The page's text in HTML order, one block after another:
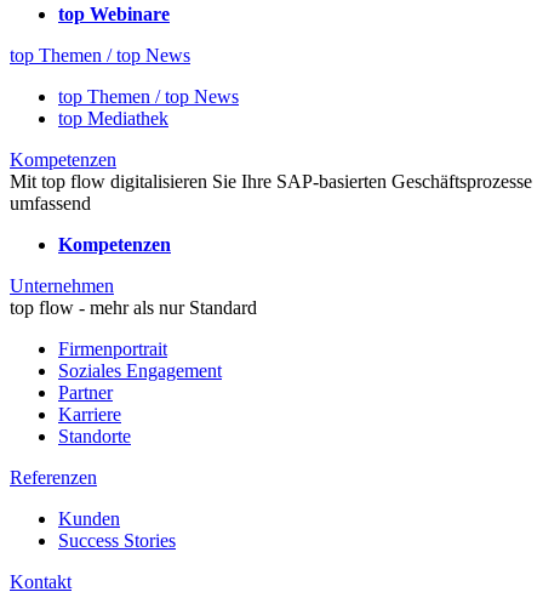
top Webinare
top Themen / top News
top Themen / top News
top Mediathek
Kompetenzen
Mit top flow digitalisieren Sie Ihre SAP-basierten Geschäftsprozesse
umfassend
Kompetenzen
Unternehmen
top flow - mehr als nur Standard
Firmenportrait
Soziales Engagement
Partner
Karriere
Standorte
Referenzen
Kunden
Success Stories
Kontakt